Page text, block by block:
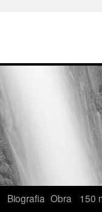
Biografia Obra
150